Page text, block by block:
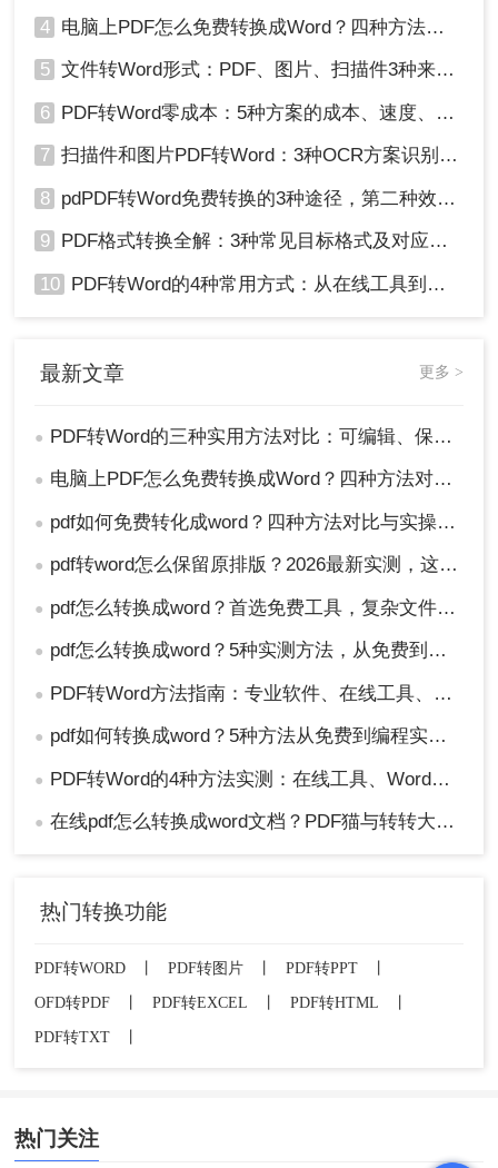
4 电脑上PDF怎么免费转换成Word？四种方法对比与实操指南（附详细表格）!
5 文件转Word形式：PDF、图片、扫描件3种来源分别怎么处理！
6 PDF转Word零成本：5种方案的成本、速度、精度对比！
7 扫描件和图片PDF转Word：3种OCR方案识别率实测！
8 pdPDF转Word免费转换的3种途径，第二种效率最高！
9 PDF格式转换全解：3种常见目标格式及对应操作方法！
10 PDF转Word的4种常用方式：从在线工具到桌面软件全梳理！
最新文章 更多 >
● PDF转Word的三种实用方法对比：可编辑、保格式、避风险！
● 电脑上PDF怎么免费转换成Word？四种方法对比与实操指南（附详细表格）!
● pdf如何免费转化成word？四种方法对比与实操指南（附详细表格）
● pdf转word怎么保留原排版？2026最新实测，这5种方法从免费到专业全搞定！
● pdf怎么转换成word？首选免费工具，复杂文件再上专业软件！
● pdf怎么转换成word？5种实测方法，从免费到专业全攻略！
● PDF转Word方法指南：专业软件、在线工具、Word内置与改后缀名4种方案对比！
● pdf如何转换成word？5种方法从免费到编程实测对比！
● PDF转Word的4种方法实测：在线工具、Word、Adobe与开源软件对比！！
● 在线pdf怎么转换成word文档？PDF猫与转转大师2种在线工具使用指南与功能对比！
热门转换功能
PDF转WORD PDF转图片 PDF转PPT
OFD转PDF
PDF转EXCEL PDF转HTML
PDF转TXT
热门关注